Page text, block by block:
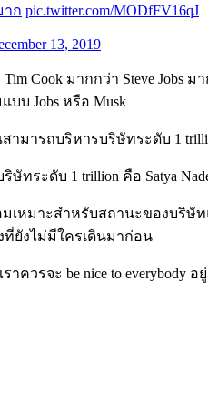
าก pic.twitter.com/MODfFV16qJ
13, 2019
Cook มากกว่า Steve Jobs
บ Jobs หรือ Musk
สามารถบริหารบริษัทระดับ 1
ทระดับ 1 trillion คือ Satya
หมาะสำหรับสถานะของบริษัทแ
ที่ยังไม่มีใครเดินมาก่อน
ราควรจะ be nice to